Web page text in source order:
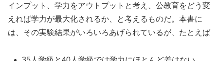
インプット、学力をアウトプットと考え、公教育をどう変
えれば学力が最大化されるか、と考えるものだ。本書に
は、その実験結果がいろいろあげられているが、たとえば